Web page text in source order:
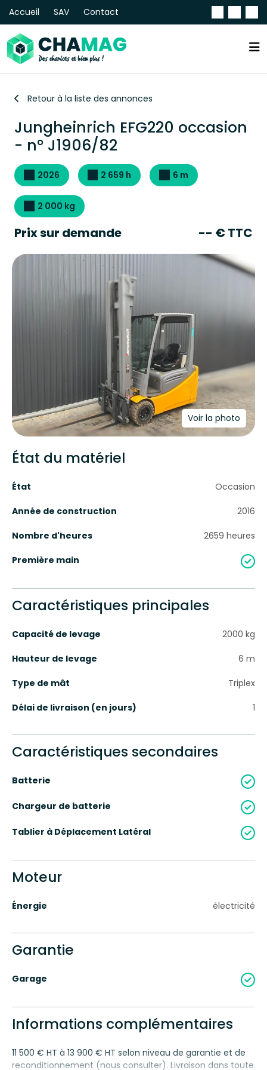
Accueil SAV Contact
Retour à la liste des annonces
Jungheinrich EFG220 occasion
- n° J1906/82
2026 2 659 h 6 m
2 000 kg
Prix sur demande -- € TTC
Voir la photo
État du matériel
État Occasion
Année de construction 2016
Nombre d'heures 2659 heures
Première main
Caractéristiques principales
Capacité de levage 2000 kg
Hauteur de levage 6 m
Type de mât Triplex
Délai de livraison (en jours) 1
Caractéristiques secondaires
Batterie
Chargeur de batterie
Tablier à Déplacement Latéral
Moteur
Énergie électricité
Garantie
Garage
Informations complémentaires
11 500 € HT à 13 900 € HT selon niveau de garantie et de
reconditionnement (nous consulter). Livraison dans toute